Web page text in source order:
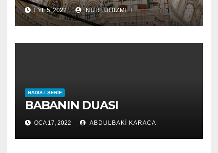
EYL 5, 2022 NURLUHIZMET
HADIS-I ŞERIF
BABANIN DUASI
OCA 17, 2022 ABDULBAKI KARACA